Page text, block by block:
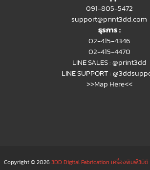
091-805-5472
support@print3dd.com
ธุรการ :
02-415-4346
02-415-4470
LINE SALES :@print3dd
LINE SUPPORT :
>>Map Here<<
Copyright © 20263DD Digital Fabrication เครื่องพิมพ์3มิติ